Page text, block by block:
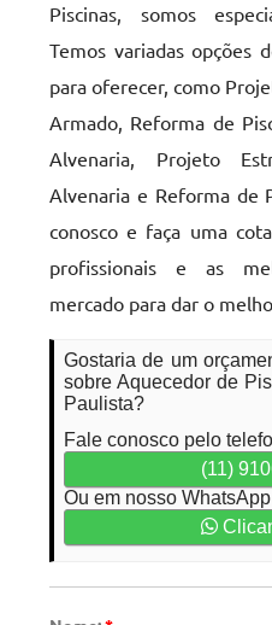
Piscinas, somos
Temos variadas opções
para oferecer, como
Armado, Reforma de
Alvenaria, Projeto
Alvenaria e Reforma de
conosco e faça uma
profissionais e as
mercado para dar o
Gostaria de um
sobre Aquecedor de
Paulista?
Fale conosco pelo
(11)
Ou em nosso WhatsApp